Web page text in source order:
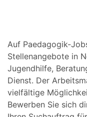
Auf Paedagogik-
Stellenangebote in
Jugendhilfe,
Dienst. Der
vielfältige
Bewerben Sie sich